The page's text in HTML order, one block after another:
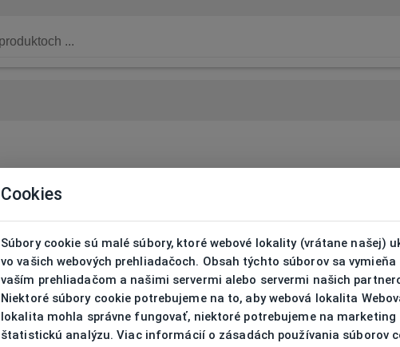
Cookies
Súbory cookie sú malé súbory, ktoré webové lokality (vrátane našej)
vo vašich webových prehliadačoch. Obsah týchto súborov sa vymieňa
vaším prehliadačom a našimi servermi alebo servermi našich
Niektoré súbory cookie potrebujeme na to, aby webová lokalita
lokalita mohla správne fungovať, niektoré potrebujeme na marketing
štatistickú analýzu. Viac informácií o zásadách používania súborov